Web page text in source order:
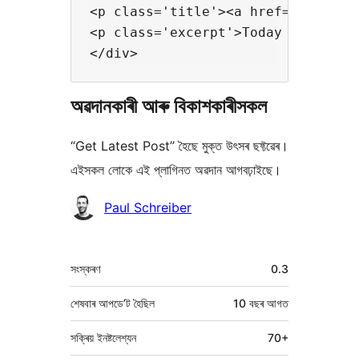
<p class='title'><a href='http://
<p class='excerpt'>Today I rode
অৱদানকাৰী আৰু বিকাশকাৰীসকল
“Get Latest Post” হৈছে মুক্ত উৎসৰ ছফ্টৱেৰ।
এইসকল লোকে এই প্লাগিনত অৱদান আগবঢ়াইছে।
অৱদানকাৰীসকলPaul Schreiber
মেটা 0.3
সংস্কৰণ
10 বছৰআগত
শেষবাৰ আপডে’ট হৈছিল
সক্ৰিয় ইনষ্টলেশ্যন 70+